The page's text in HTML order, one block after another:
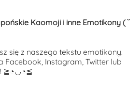
Kaomoji i inne Emotikony ( ˘
się z naszego tekstu emotikony.
Facebook, Instagram, Twitter lub
≧◔◡◔≦